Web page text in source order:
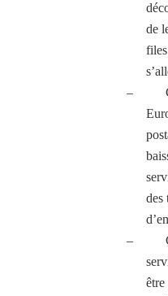
de
–
des
–